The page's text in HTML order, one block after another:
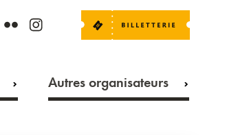
Autres organisateurs